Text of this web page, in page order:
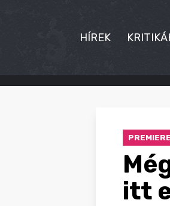
HÍREK
HÍREK
itt